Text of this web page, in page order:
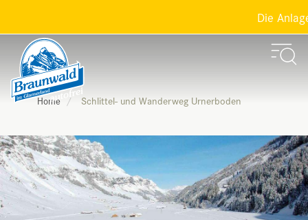
Die
Home Schlittel- und Wanderweg Urnerboden